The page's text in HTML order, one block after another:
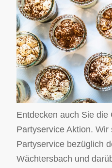
Entdecken auch Sie die
Partyservice Aktion.
Partyservice bezüglich
Wächtersbach und